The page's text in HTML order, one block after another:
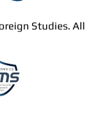
Studies. All